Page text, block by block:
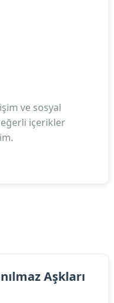
ve sosyal
içerikler
Aşkları